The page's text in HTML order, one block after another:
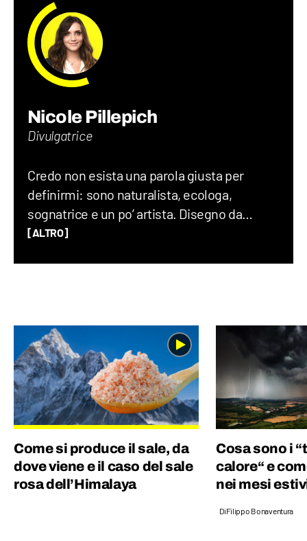
Nicole Pillepich
Divulgatrice
Credo non esista una parola giusta per
definirmi: sono naturalista, ecologa,
sognatrice e un po’ artista. Disegno da
quando ho memoria e ammiro il mondo con
parlo di ciò che amo: natura, animali,
botanica e curiosità.
[ALTRO]
Come si produce il sale, da
dove viene e il caso del sale
rosa dell’Himalaya
Cosa sono i
calore“ e
nei mesi
DiFilippo Bonaventura